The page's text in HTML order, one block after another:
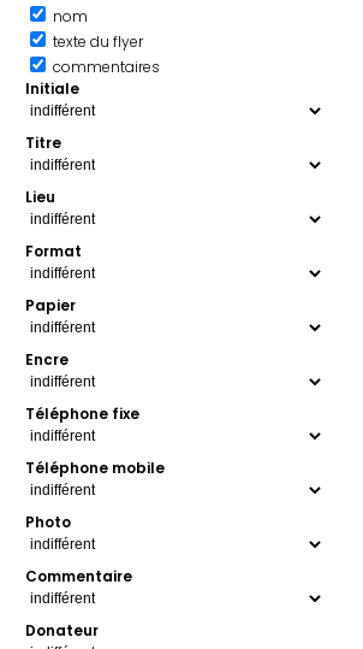
nom
texte du flyer
commentaires
Initiale
Titre
Lieu
Format
Papier
Encre
Téléphone fixe
Téléphone mobile
Photo
Commentaire
Donateur